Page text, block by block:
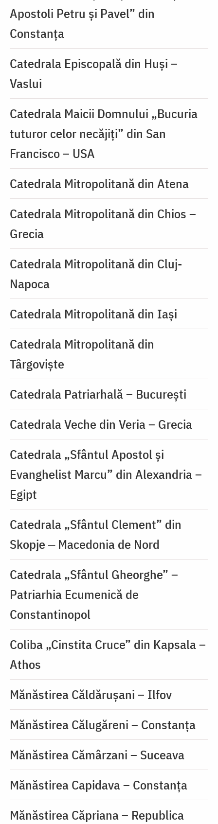
Apostoli Petru și Pavel” din
Constanța
Catedrala Episcopală din Huși –
Vaslui
Catedrala Maicii Domnului „Bucuria
tuturor celor necăjiți” din San
Francisco – USA
Catedrala Mitropolitană din Atena
Catedrala Mitropolitană din Chios –
Grecia
Catedrala Mitropolitană din Cluj-
Napoca
Catedrala Mitropolitană din Iaşi
Catedrala Mitropolitană din
Târgoviște
Catedrala Patriarhală – București
Catedrala Veche din Veria – Grecia
Catedrala „Sfântul Apostol și
Evanghelist Marcu” din Alexandria –
Egipt
Catedrala „Sfântul Clement” din
Skopje ‒ Macedonia de Nord
Catedrala „Sfântul Gheorghe” –
Patriarhia Ecumenică de
Constantinopol
Coliba „Cinstita Cruce” din Kapsala –
Athos
Mănăstirea Căldărușani – Ilfov
Mănăstirea Călugăreni – Constanța
Mănăstirea Cămârzani – Suceava
Mănăstirea Capidava – Constanța
Mănăstirea Căpriana – Republica